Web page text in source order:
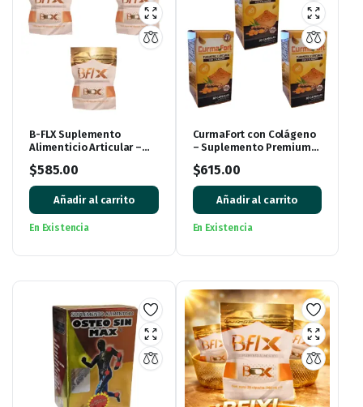
B-FLX Suplemento
Alimenticio Articular –
$585.00
Añadir al carrito
En Existencia
CurmaFort con Colágeno
– Suplemento Premium
Cápsulas)
$615.00
Añadir al carrito
En Existencia